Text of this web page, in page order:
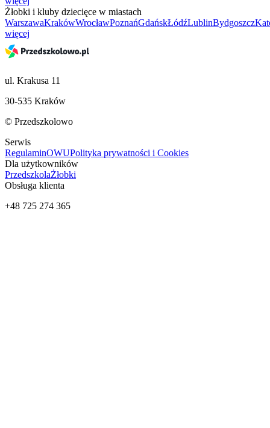
Żłobki i kluby dziecięce w miastach
WarszawaKrakówWrocławPoznańGdańskŁódźLublinBydgoszcz
więcej
ul. Krakusa 11
30-535 Kraków
© Przedszkolowo
Serwis
RegulaminOWUPolityka prywatności i Cookies
Dla użytkowników
PrzedszkolaŻłobki
Obsługa klienta
+48 725 274 365